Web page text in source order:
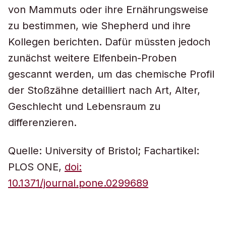
von Mammuts oder ihre Ernährungsweise
zu bestimmen, wie Shepherd und ihre
Kollegen berichten. Dafür müssten jedoch
zunächst weitere Elfenbein-Proben
gescannt werden, um das chemische Profil
der Stoßzähne detailliert nach Art, Alter,
Geschlecht und Lebensraum zu
differenzieren.
Quelle: University of Bristol; Fachartikel:
PLOS ONE, doi:
10.1371/journal.pone.0299689